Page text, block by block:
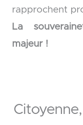
rapprochent
La
majeur !